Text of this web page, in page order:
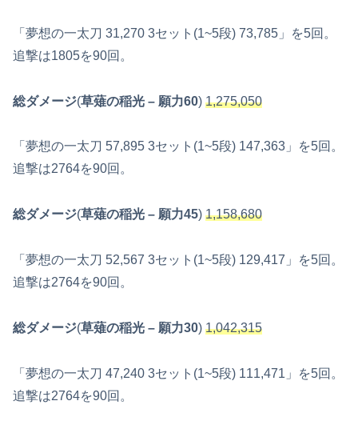
「夢想の一太刀 31,270 3セット(1~5段) 73,785」を5回。
追撃は1805を90回。
総ダメージ(草薙の稲光 – 願力60) 1,275,050
「夢想の一太刀 57,895 3セット(1~5段) 147,363」を5回。
追撃は2764を90回。
総ダメージ(草薙の稲光 – 願力45) 1,158,680
「夢想の一太刀 52,567 3セット(1~5段) 129,417」を5回。
追撃は2764を90回。
総ダメージ(草薙の稲光 – 願力30) 1,042,315
「夢想の一太刀 47,240 3セット(1~5段) 111,471」を5回。
追撃は2764を90回。